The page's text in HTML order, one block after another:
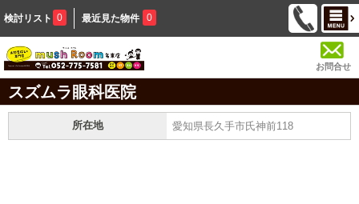
検討リスト 0 最近見た物件 0
お問合せ
スズムラ眼科医院
所在地 愛知県長久手市氏神前118